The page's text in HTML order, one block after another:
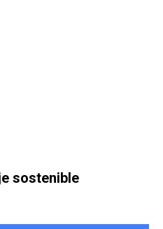
sostenible